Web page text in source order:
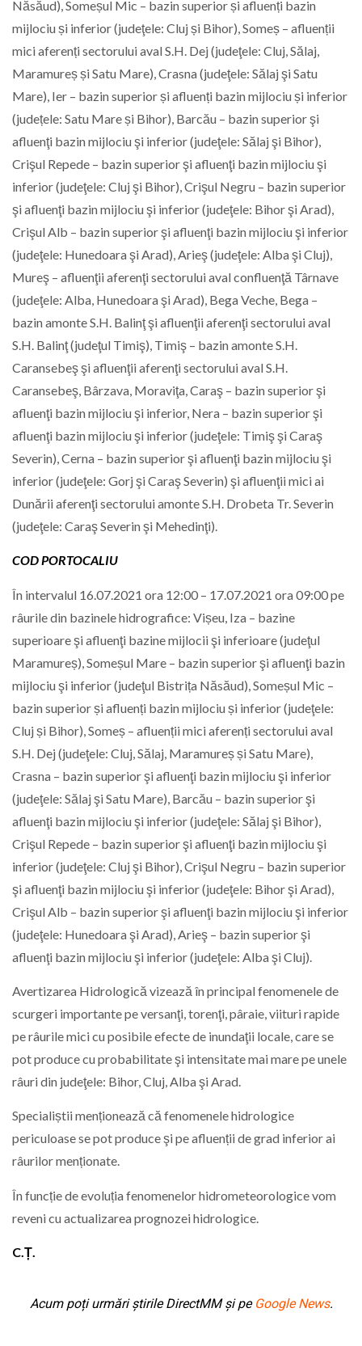
Năsăud), Someșul Mic – bazin superior și afluenți bazin
mijlociu și inferior (judeţele: Cluj și Bihor), Someș – afluenții
mici aferenți sectorului aval S.H. Dej (judeţele: Cluj, Sălaj,
Maramureș și Satu Mare), Crasna (judeţele: Sălaj şi Satu
Mare), Ier – bazin superior și afluenți bazin mijlociu și inferior
(județele: Satu Mare și Bihor), Barcău – bazin superior şi
afluenţi bazin mijlociu şi inferior (judeţele: Sălaj şi Bihor),
Crişul Repede – bazin superior şi afluenţi bazin mijlociu şi
inferior (judeţele: Cluj şi Bihor), Crişul Negru – bazin superior
şi afluenţi bazin mijlociu şi inferior (judeţele: Bihor şi Arad),
Crişul Alb – bazin superior şi afluenţi bazin mijlociu şi inferior
(judeţele: Hunedoara şi Arad), Arieş (judeţele: Alba şi Cluj),
Mureş – afluenţii aferenţi sectorului aval confluenţă Târnave
(judeţele: Alba, Hunedoara şi Arad), Bega Veche, Bega –
bazin amonte S.H. Balinţ şi afluenţii aferenţi sectorului aval
S.H. Balinţ (judeţul Timiş), Timiş – bazin amonte S.H.
Caransebeş şi afluenţii aferenţi sectorului aval S.H.
Caransebeş, Bârzava, Moraviţa, Caraş – bazin superior şi
afluenţi bazin mijlociu şi inferior, Nera – bazin superior şi
afluenţi bazin mijlociu şi inferior (judeţele: Timiş şi Caraş
Severin), Cerna – bazin superior şi afluenţi bazin mijlociu şi
inferior (judeţele: Gorj şi Caraş Severin) şi afluenţii mici ai
Dunării aferenţi sectorului amonte S.H. Drobeta Tr. Severin
(judeţele: Caraş Severin şi Mehedinţi).
COD PORTOCALIU
În intervalul 16.07.2021 ora 12:00 – 17.07.2021 ora 09:00 pe
râurile din bazinele hidrografice: Vișeu, Iza – bazine
superioare şi afluenţi bazine mijlocii şi inferioare (judeţul
Maramureș), Someșul Mare – bazin superior şi afluenţi bazin
mijlociu şi inferior (judeţul Bistrița Năsăud), Someșul Mic –
bazin superior și afluenți bazin mijlociu și inferior (judeţele:
Cluj și Bihor), Someș – afluenții mici aferenți sectorului aval
S.H. Dej (judeţele: Cluj, Sălaj, Maramureș și Satu Mare),
Crasna – bazin superior şi afluenţi bazin mijlociu şi inferior
(judeţele: Sălaj şi Satu Mare), Barcău – bazin superior şi
afluenţi bazin mijlociu şi inferior (judeţele: Sălaj şi Bihor),
Crişul Repede – bazin superior şi afluenţi bazin mijlociu şi
inferior (judeţele: Cluj şi Bihor), Crişul Negru – bazin superior
şi afluenţi bazin mijlociu şi inferior (judeţele: Bihor şi Arad),
Crişul Alb – bazin superior şi afluenţi bazin mijlociu şi inferior
(judeţele: Hunedoara şi Arad), Arieş – bazin superior şi
afluenţi bazin mijlociu şi inferior (judeţele: Alba şi Cluj).
Avertizarea Hidrologică vizează în principal fenomenele de
scurgeri importante pe versanţi, torenţi, pâraie, viituri rapide
pe râurile mici cu posibile efecte de inundaţii locale, care se
pot produce cu probabilitate şi intensitate mai mare pe unele
râuri din judeţele: Bihor, Cluj, Alba şi Arad.
Specialiștii menționează că fenomenele hidrologice
periculoase se pot produce şi pe afluenții de grad inferior ai
râurilor menționate.
În funcție de evoluția fenomenelor hidrometeorologice vom
reveni cu actualizarea prognozei hidrologice.
C.Ț.
Acum poți urmări știrile DirectMM și pe Google News.